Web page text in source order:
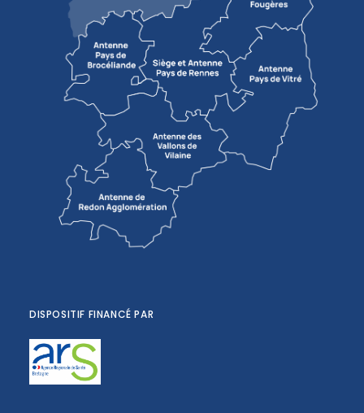
DISPOSITIF FINANCÉ PAR